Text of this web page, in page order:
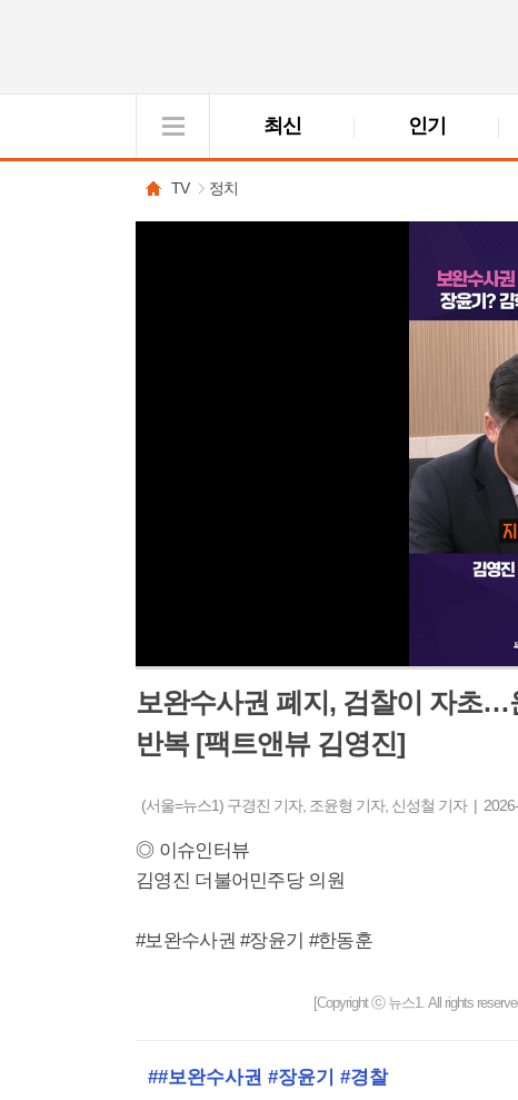
최신 인기
TV 정치
보완수사권 폐지, 검찰이 자초…
반복 [팩트앤뷰 김영진]
(서울=뉴스1) 구경진 기자, 조윤형 기자, 신성철 기자 |
◎ 이슈인터뷰
김영진 더불어민주당 의원
#보완수사권 #장윤기 #한동훈
[Copyright ⓒ 뉴스1. All rights
##보완수사권 #장윤기 #경찰